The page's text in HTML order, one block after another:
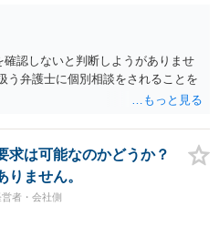
認しないと判断しようがありませ
う弁護士に個別相談をされることを
求は可能なのかどうか？
ません。
営者・会社側